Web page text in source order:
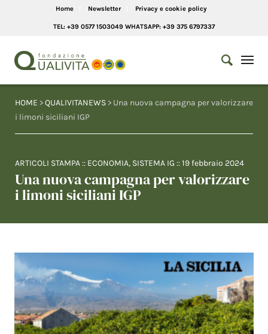
Home Newsletter Privacy e cookie policy
TEL: +39 0577 1503049 WHATSAPP: +39 375 6797337
HOME >QUALIVITANEWS > Una nuova campagna per valorizzare
i limoni siciliani IGP
ARTICOLI STAMPA :: ECONOMIA, SISTEMA IG ::19 febbraio 2024
Una nuova campagna per valorizzare
i limoni siciliani IGP